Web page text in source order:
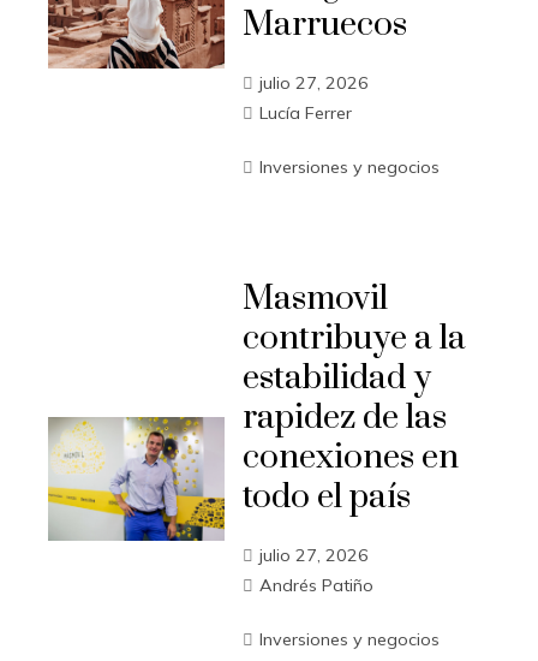
Marruecos
julio 27, 2026
Lucía Ferrer
Inversiones y negocios
Masmovil
contribuye a la
estabilidad y
rapidez de las
conexiones en
todo el país
julio 27, 2026
Andrés Patiño
Inversiones y negocios